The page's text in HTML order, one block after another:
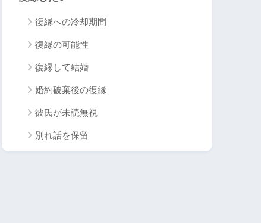
復縁への冷却期間
復縁の可能性
復縁して結婚
婚約破棄後の復縁
彼氏が未読無視
別れ話を保留